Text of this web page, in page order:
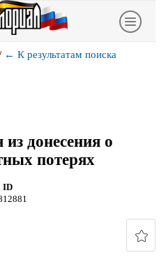
← К результатам поиска
донесения о
потерях
ID